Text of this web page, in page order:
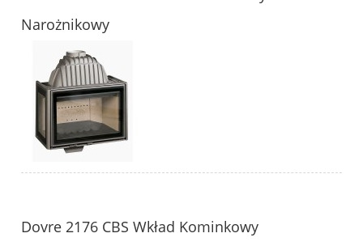
Narożnikowy
Dovre 2176 CBS Wkład Kominkowy